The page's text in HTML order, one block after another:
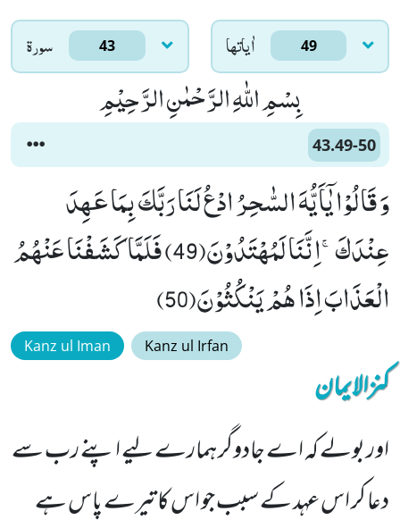
سورۃ 43 اٰياتها 49
بِسْمِ اللّٰهِ الرَّحْمٰنِ الرَّحِیْمِ
43.49-50
وَ قَالُوْا یٰۤاَیُّهَ السّٰحِرُ ادْعُ لَنَا رَبَّكَ بِمَا عَهِدَ
عِنْدَكَۚ-اِنَّنَا لَمُهْتَدُوْنَ(49) فَلَمَّا كَشَفْنَا عَنْهُمُ
الْعَذَابَ اِذَا هُمْ یَنْكُثُوْنَ(50)
Kanz ul Iman Kanz ul Irfan
کنزالایمان
اور بولے کہ اے جادوگر ہمارے لیے اپنے رب سے
دعا کر اس عہد کے سبب جو اس کا تیرے پاس ہے